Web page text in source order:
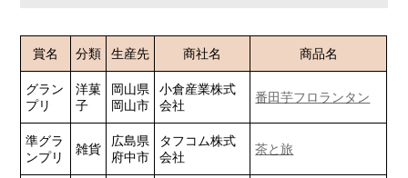
賞名 分類 生産先 商社名 商品名
グラン
プリ
洋菓
子
岡山県
岡山市
小倉産業株式
会社
番田芋フロランタン
準グラ
ンプリ
雑貨
広島県
府中市
タフコム株式
会社
茶と旅